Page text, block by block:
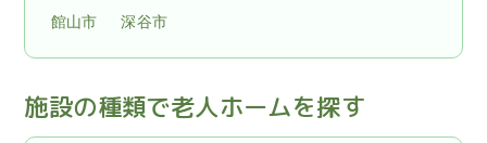
館山市
深谷市
施設の種類で老人ホームを探す